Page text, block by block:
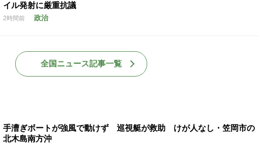
イル発射に厳重抗議
2時間前 政治
全国ニュース記事一覧
手漕ぎボートが強風で動けず 巡視艇が救助 けが人なし・笠岡市の
北木島南方沖